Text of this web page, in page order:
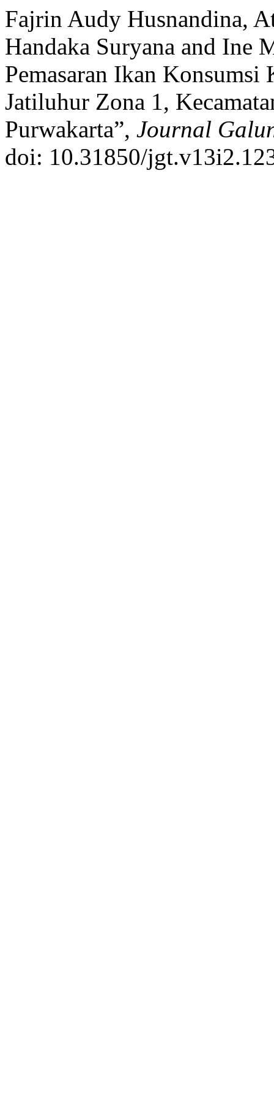
Fajrin Audy Husnandina,
Handaka Suryana and Ine
Pemasaran Ikan Konsumsi
Jatiluhur Zona 1,
Purwakarta”, Journal
doi: 10.31850/